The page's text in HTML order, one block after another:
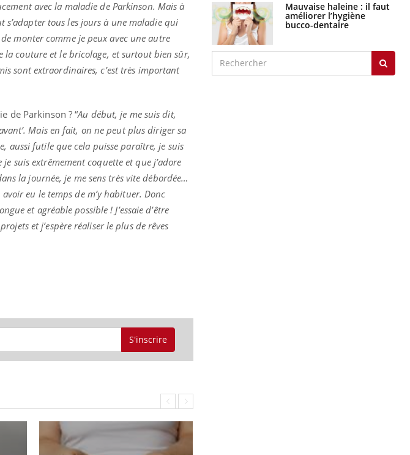
avec la maladie de Parkinson. Mais à
s’adapter tous les jours à une maladie qui
monter comme je peux avec une autre
couture et le bricolage, et surtout bien sûr,
sont extraordinaires, c’est très important
de Parkinson ? “Au début, je me suis dit,
Mais en fait, on ne peut plus diriger sa
aussi futile que cela puisse paraître, je suis
suis extrêmement coquette et que j’adore
la journée, je me sens très vite débordée…
eu le temps de m’y habituer. Donc
et agréable possible ! J’essaie d’être
et j’espère réaliser le plus de rêves
S'inscrire
Mauvaise haleine : il faut
améliorer l’hygiène
bucco-dentaire